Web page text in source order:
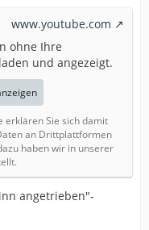
www.youtube.com
ohne Ihre
und angezeigt.
erklären Sie sich damit
an Drittplattformen
haben wir in unserer
angetrieben"-